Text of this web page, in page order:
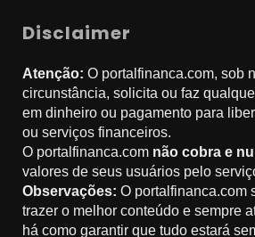
Disclaimer
Atenção: O portalfinanca.com, sob
circunstância, solicita ou faz
em dinheiro ou pagamento para
ou serviços financeiros.
O portalfinanca.com não cobra e
valores de seus usuários pelo
Observações: O portalfinanca.com
trazer o melhor conteúdo e sempre
há como garantir que tudo estará